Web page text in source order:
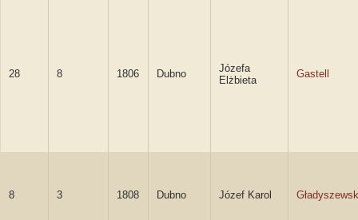
28 8 1806 Dubno
Józefa
Elżbieta
Gastell
8 3 1808 Dubno Józef Karol